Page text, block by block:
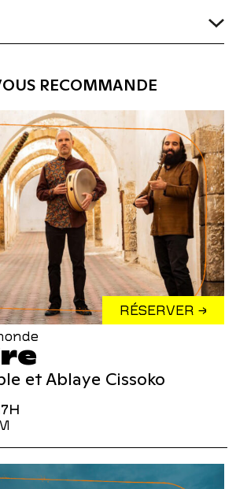
RECOMMANDE
RÉSERVER →
et Ablaye Cissoko